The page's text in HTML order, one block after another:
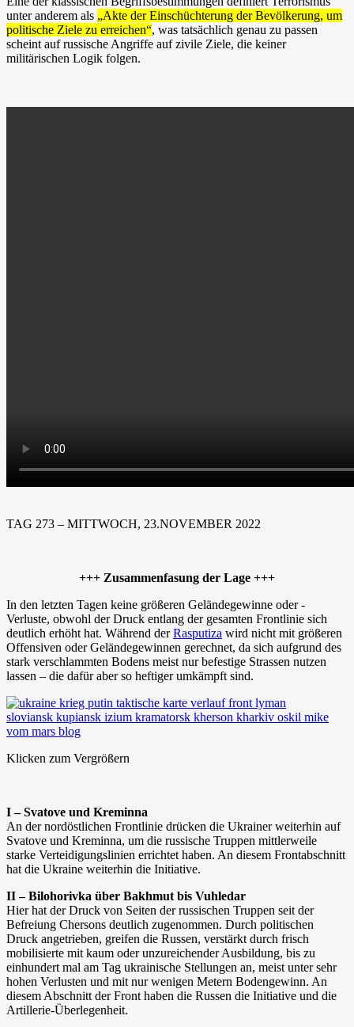
unter anderem als „Akte der Einschüchterung der Bevölkerung, um
politische Ziele zu erreichen“, was tatsächlich genau zu passen
scheint auf russische Angriffe auf zivile Ziele, die keiner
militärischen Logik folgen.
TAG 273 – MITTWOCH, 23.NOVEMBER 2022
+++ Zusammenfasung der Lage +++
In den letzten Tagen keine größeren Geländegewinne oder -
Verluste, obwohl der Druck entlang der gesamten Frontlinie sich
deutlich erhöht hat. Während derRasputiza wird nicht mit größeren
Offensiven oder Geländegewinnen gerechnet, da sich aufgrund des
stark verschlammten Bodens meist nur befestige Strassen nutzen
lassen – die dafür aber so heftiger umkämpft sind.
Klicken zum Vergrößern
I – Svatove und Kreminna
An der nordöstlichen Frontlinie drücken die Ukrainer weiterhin auf
Svatove und Kreminna, um die russische Truppen mittlerweile
starke Verteidigungslinien errichtet haben. An diesem Frontabschnitt
hat die Ukraine weiterhin die Initiative.
II – Bilohorivka über Bakhmut bis Vuhledar
Hier hat der Druck von Seiten der russischen Truppen seit der
Befreiung Chersons deutlich zugenommen. Durch politischen
Druck angetrieben, greifen die Russen, verstärkt durch frisch
mobilisierte mit kaum oder unzureichender Ausbildung, bis zu
einhundert mal am Tag ukrainische Stellungen an, meist unter sehr
hohen Verlusten und mit nur wenigen Metern Bodengewinn. An
diesem Abschnitt der Front haben die Russen die Initiative und die
Artillerie-Überlegenheit.